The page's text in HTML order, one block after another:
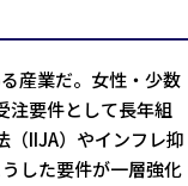
産業だ。女性・少数
注要件として長年組
（IIJA）やインフレ抑
した要件が一層強化